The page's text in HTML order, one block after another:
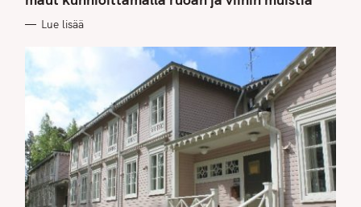
O
I
Lue lisää